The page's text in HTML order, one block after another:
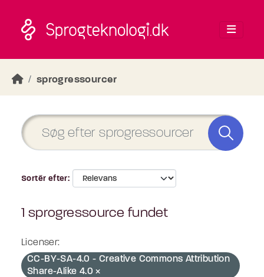
sprogressourcer
Sortér efter
1 sprogressource fundet
Licenser:
CC-BY-SA-4.0 - Creative Commons Attribution
Share-Alike 4.0